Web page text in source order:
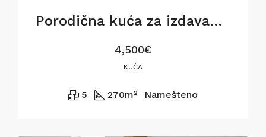
Porodična kuća za izdavanje na Voždovcu,270m2
4,500€
KUĆA
5 270m² Namešteno